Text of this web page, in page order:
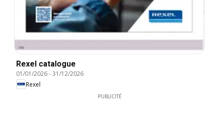
Rexel catalogue
01/01/2026-31/12/2026
Rexel
PUBLICITÉ